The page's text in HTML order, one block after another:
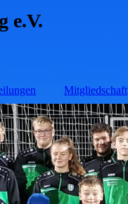
e.V.
Mitgliedschaft